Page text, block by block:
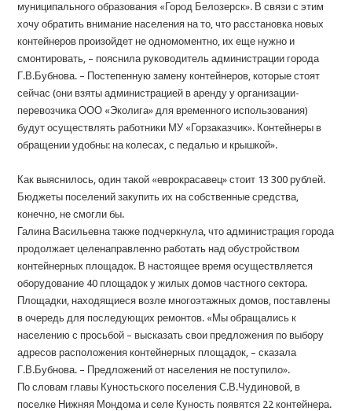
муниципального образования «Город Белозерск». В связи с этим
хочу обратить внимание населения на то, что расстановка новых
контейнеров произойдет не одномоментно, их еще нужно и
смонтировать, – пояснила руководитель администрации города
Г.В.Бубнова. – Постепенную замену контейнеров, которые стоят
сейчас (они взяты администрацией в аренду у организации-
перевозчика ООО «Эколига» для временного использования)
будут осуществлять работники МУ «Горзаказчик». Контейнеры в
обращении удобны: на колесах, с педалью и крышкой».
Как выяснилось, один такой «еврокрасавец» стоит 13 300 рублей.
Бюджеты поселений закупить их на собственные средства,
конечно, не смогли бы.
Галина Васильевна также подчеркнула, что администрация города
продолжает целенаправленно работать над обустройством
контейнерных площадок. В настоящее время осуществляется
оборудование 40 площадок у жилых домов частного сектора.
Площадки, находящиеся возле многоэтажных домов, поставлены
в очередь для последующих ремонтов. «Мы обращались к
населению с просьбой – высказать свои предложения по выбору
адресов расположения контейнерных площадок, – сказала
Г.В.Бубнова. – Предложений от населения не поступило».
По словам главы Куностьского поселения С.В.Чудиновой, в
поселке Нижняя Мондома и селе Куность появятся 22 контейнера.